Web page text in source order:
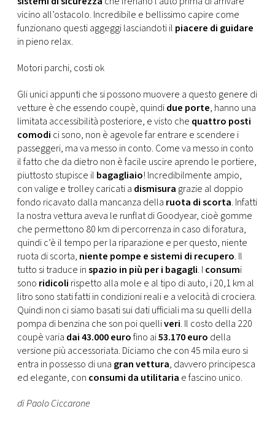
vicino all’ostacolo. Incredibile e bellissimo capire come
funzionano questi aggeggi lasciandoti il piacere di guidare
in pieno relax.
Motori parchi, costi ok
Gli unici appunti che si possono muovere a questo genere di
vetture è che essendo coupè, quindidue porte, hanno una
limitata accessibilità posteriore, e visto che quattro posti
comodi ci sono, non è agevole far entrare e scendere i
passeggeri, ma va messo in conto. Come va messo in conto
il fatto che da dietro non è facile uscire aprendo le portiere,
piuttosto stupisce il bagagliaio! Incredibilmente ampio,
con valige e trolley caricati a dismisura grazie al doppio
fondo ricavato dalla mancanza della ruota di scorta. Infatti
la nostra vettura aveva le runflat di Goodyear, cioè gomme
che permettono 80 km di percorrenza in caso di foratura,
quindi c’è il tempo per la riparazione e per questo, niente
ruota di scorta, niente pompe e sistemi di recupero. Il
tutto si traduce inspazio in più per i bagagli. I consumi
sono ridicoli rispetto alla mole e al tipo di auto, i 20,1 km al
litro sono stati fatti in condizioni reali e a velocità di crociera.
Quindi non ci siamo basati sui dati ufficiali ma su quelli della
pompa di benzina che son poi quelliveri. Il costo della 220
coupè varia dai 43.000 eurofino ai53.170 euro della
versione più accessoriata. Diciamo che con 45 mila euro si
entra in possesso di una gran vettura, davvero principesca
ed elegante, con consumi da utilitaria e fascino unico.
di Paolo Ciccarone